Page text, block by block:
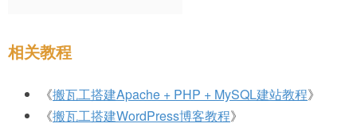
相关教程
《搬瓦工搭建Apache + PHP + MySQL建站教程》
《搬瓦工搭建WordPress博客教程》